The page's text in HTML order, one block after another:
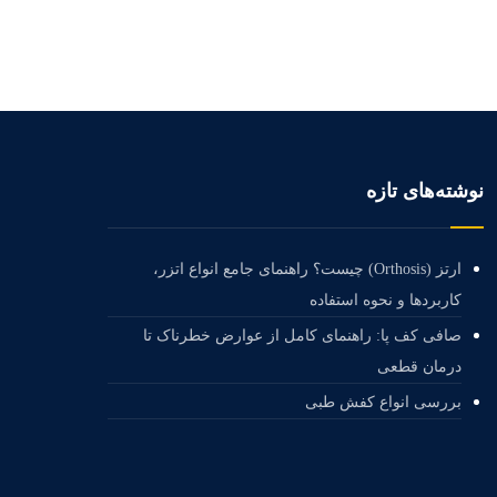
نوشته‌های تازه
ارتز (Orthosis) چیست؟ راهنمای جامع انواع اتزر،
کاربردها و نحوه استفاده
صافی کف پا: راهنمای کامل از عوارض خطرناک تا
درمان قطعی
بررسی انواع کفش طبی